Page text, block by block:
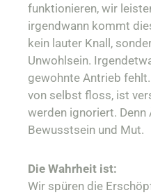
funktionieren, wir
irgendwann kommt
kein lauter Knall,
Unwohlsein.
gewohnte Antrieb
von selbst floss, ist
werden ignoriert.
Bewusstsein und Mut.
Die Wahrheit ist:
Wir spüren die